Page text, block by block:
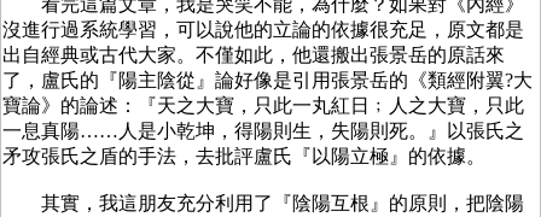
看完這篇文章，我是哭笑不能，為什麼？如果對《內經》
沒進行過系統學習，可以說他的立論的依據很充足，原文都是
出自經典或古代大家。不僅如此，他還搬出張景岳的原話來
了，盧氏的『陽主陰從』論好像是引用張景岳的《類經附翼?大
寶論》的論述：『天之大寶，只此一丸紅日﹔人之大寶，只此
一息真陽……人是小乾坤，得陽則生，失陽則死。』以張氏之
矛攻張氏之盾的手法，去批評盧氏『以陽立極』的依據。
其實，我這朋友充分利用了『陰陽互根』的原則，把陰陽